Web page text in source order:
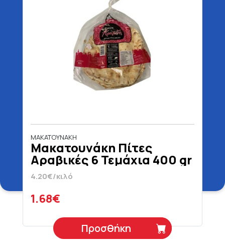
ΜΑΚΑΤΟΥΝΑΚΗ
Μακατουνάκη Πίτες
Αραβικές 6 Τεμάχια 400 gr
4.20€/κιλό
1.68€
Προσθήκη